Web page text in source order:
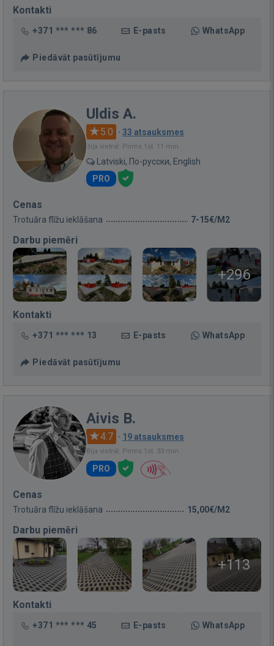
Kontakti
+371 *** *** 86 E-pasts WhatsApp
Piedāvāt pasūtījumu
Uldis A.
5.0 · 33 atsauksmes
Bija vietnē: Pirms 1st. 11 min.
Latviski, По-русски, English
PRO
Cenas
Trotuāra flīžu ieklāšana 7-15€/M2
Darbu piemēri
+296
Kontakti
+371 *** *** 13 E-pasts WhatsApp
Piedāvāt pasūtījumu
Aivis B.
4.7 · 19 atsauksmes
Bija vietnē: Pirms 1st. 33 min.
PRO
Cenas
Trotuāra flīžu ieklāšana 15,00€/M2
Darbu piemēri
+113
Kontakti
+371 *** *** 45 E-pasts WhatsApp